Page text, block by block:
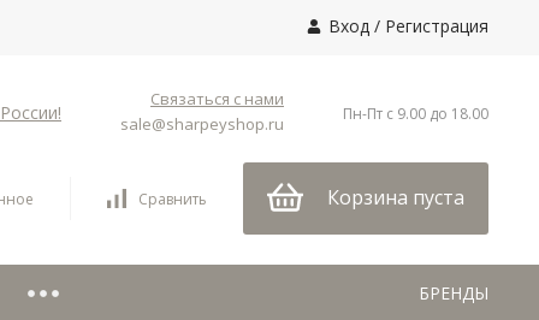
Вход / Регистрация
Связаться с нами
sale@sharpeyshop.ru
Пн-Пт с 9.00 до 18.00
Сравнить Корзина пуста
БРЕНДЫ